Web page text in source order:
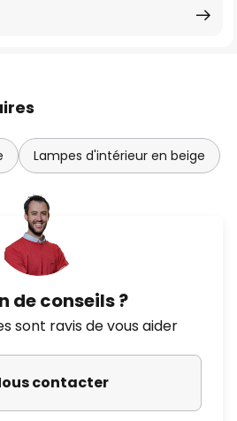
Lampes d'intérieur en beige
de conseils ?
sont ravis de vous aider
contacter